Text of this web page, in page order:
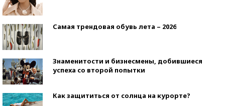
Самая трендовая обувь лета – 2026
Знаменитости и бизнесмены, добившиеся
успеха со второй попытки
Как защититься от солнца на курорте?